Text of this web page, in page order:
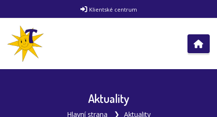
Klientské centrum
Aktuality
Hlavní strana Aktuality